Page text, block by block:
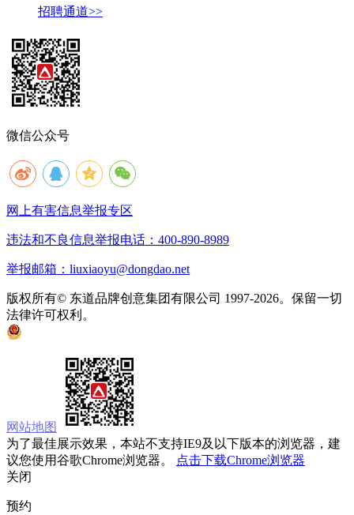
招聘通道>>
微信公众号
网上有害信息举报专区
违法和不良信息举报电话：400-890-8989
举报邮箱：liuxiaoyu@dongdao.net
版权所有© 东道品牌创意集团有限公司 1997-2026。保留一切
法律许可权利。
网站地图
为了最佳展示效果，本站不支持IE9及以下版本的浏览器，建
议您使用谷歌Chrome浏览器。
点击下载Chrome浏览器
关闭
预约